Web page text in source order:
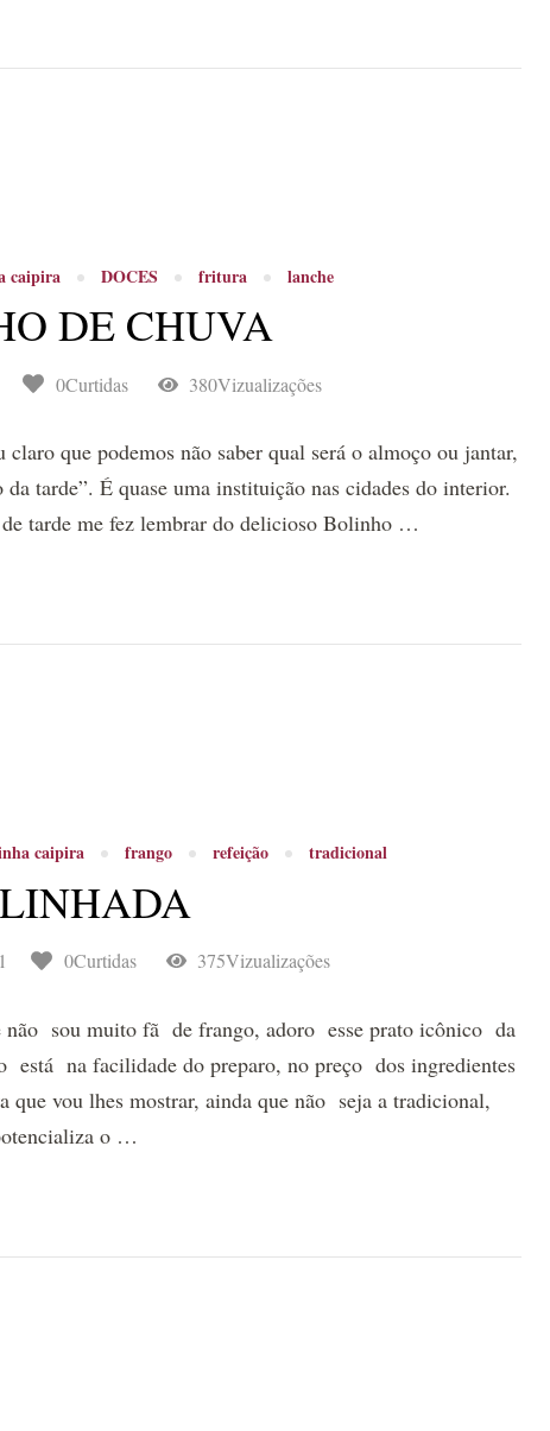
caipira DOCES fritura lanche
DE CHUVA
0Curtidas 380Vizualizações
que podemos não saber qual será o almoço ou jantar,
tarde”. É quase uma instituição nas cidades do interior.
tarde me fez lembrar do delicioso Bolinho …
caipira frango refeição tradicional
0Curtidas 375Vizualizações
não sou muito fã de frango, adoro esse prato icônico da
na facilidade do preparo, no preço dos ingredientes
que vou lhes mostrar, ainda que não seja a tradicional,
o …